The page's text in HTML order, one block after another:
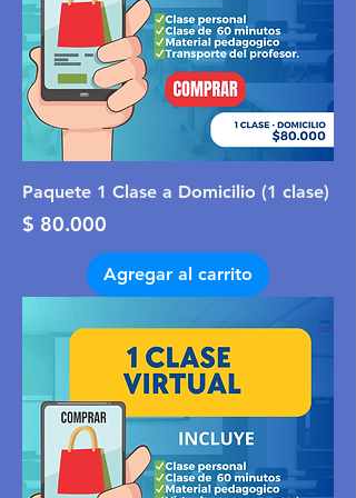
Paquete 1 Clase a Domicilio (1 clase)
Precio
$ 80.000
Agregar al carrito